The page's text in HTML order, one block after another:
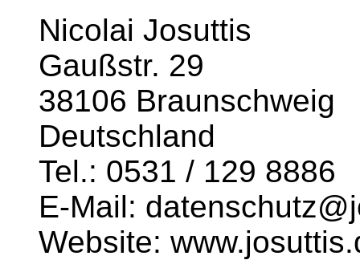
Nicolai Josuttis
Gaußstr. 29
38106 Braunschweig
Deutschland
Tel.: 0531 / 129 8886
E-Mail:
Website: